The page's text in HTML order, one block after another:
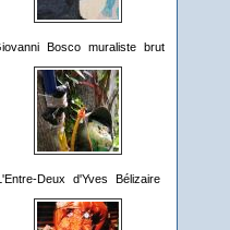
Bosco muraliste brut
Deux d'Yves Bélizaire